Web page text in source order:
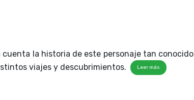
cuenta la historia de este personaje tan conocido
viajes y descubrimientos.
Leer más